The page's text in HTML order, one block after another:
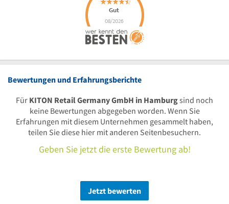
Bewertungen und Erfahrungsberichte
Für KITON Retail Germany GmbH in Hamburgsind noch
keine Bewertungen abgegeben worden. Wenn Sie
Erfahrungen mit diesem Unternehmen gesammelt haben,
teilen Sie diese hier mit anderen Seitenbesuchern.
Geben Sie jetzt die erste Bewertung ab!
Jetzt bewerten